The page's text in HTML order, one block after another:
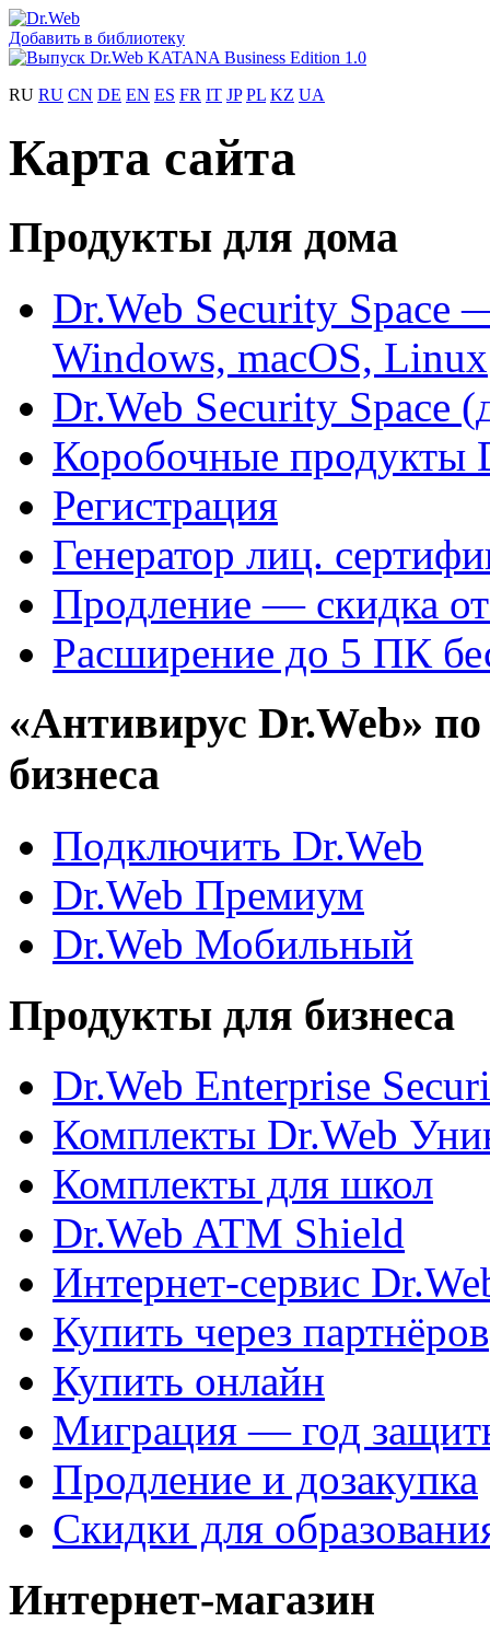
Добавить в библиотеку
RU RU CN DE EN ES FR IT JP PL KZ UA
Карта сайта
Продукты для дома
Dr.Web Security Space
Windows, macOS, Linux
Dr.Web Security Space
Коробочные продукты
Регистрация
Генератор лиц.
Продление — скидка
Расширение до 5 ПК
«Антивирус Dr.Web»
бизнеса
Подключить Dr.Web
Dr.Web Премиум
Dr.Web Мобильный
Продукты для бизнеса
Dr.Web Enterprise
Комплекты Dr.Web
Комплекты для школ
Dr.Web ATM Shield
Интернет-сервис
Купить через партнёров
Купить онлайн
Миграция — год
Продление и дозакупка
Скидки для
Интернет-магазин